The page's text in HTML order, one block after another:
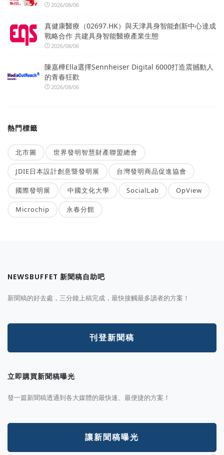
2026/08/06
真健康醫療（02697.HK）與天津具身智能創新中心達成
戰略合作 共建具身智能醫療產業生態
2026/08/06
陳嘉樺Ella選擇Sennheiser Digital 6000打造震撼動人
的青春狂歡
2026/08/06
熱門標籤
北市圖 世界發明智慧財產聯盟總會
JDIE日本設計創意暨發明展 台灣發明商品促進協會
國際發明展 中國文化大學 SocialLab OpView
Microchip 永春分館
NEWSBUFFET 新聞稿自助吧
新聞稿的好去處，三分鐘上稿完成，最快接觸最多讀者的方案！
刊登新聞稿
立即購買新聞稿曝光
發一篇新聞稿透通到各大媒體的最快速、最便捷的方案！
讓新聞稿曝光